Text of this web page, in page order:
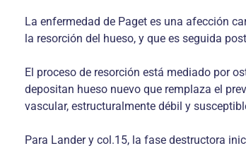
La enfermedad de Paget es una afección
la resorción del hueso, y que es seguida
El proceso de resorción está mediado por
depositan hueso nuevo que remplaza el
vascular, estructuralmente débil y
Para Lander y col.15, la fase destructora